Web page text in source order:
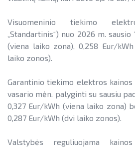
Visuomeninio tiekimo
„Standartinis“) nuo 2026 m.
(viena laiko zona), 0,258 Eur/
laiko zonos).
Garantinio tiekimo elektros kainos
vasario mėn. palyginti su sausiu
0,327 Eur/kWh (viena laiko zona)
0,287 Eur/kWh (dvi laiko zonos).
Valstybės reguliuojama